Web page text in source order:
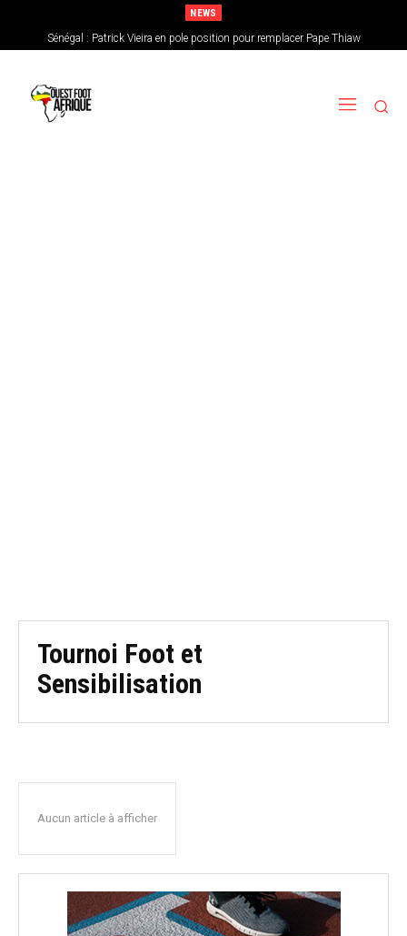
NEWS
Sénégal : Patrick Vieira en pole position pour remplacer Pape Thiaw
Tournoi Foot et
Sensibilisation
Aucun article à afficher